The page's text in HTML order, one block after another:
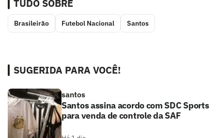
TUDO SOBRE
Brasileirão Futebol Nacional Santos
SUGERIDA PARA VOCÊ!
santos
Santos assina acordo com SDC Sports
para venda de controle da SAF